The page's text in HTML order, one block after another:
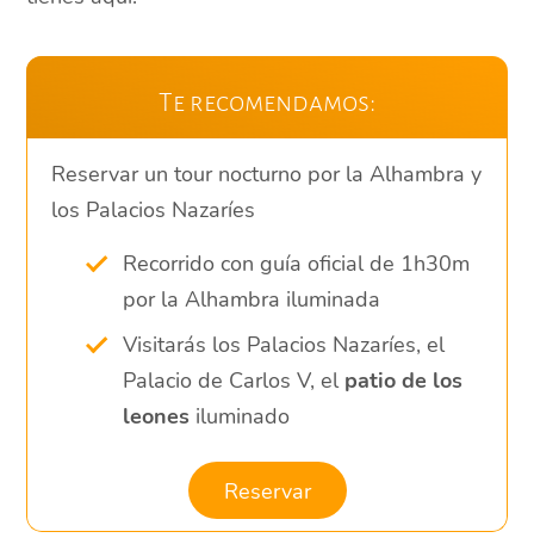
Te recomendamos:
Reservar un tour nocturno por la Alhambra y
los Palacios Nazaríes
Recorrido con guía oficial de 1h30m
por la Alhambra iluminada
Visitarás los Palacios Nazaríes, el
Palacio de Carlos V, el patio de los
leones iluminado
Reservar